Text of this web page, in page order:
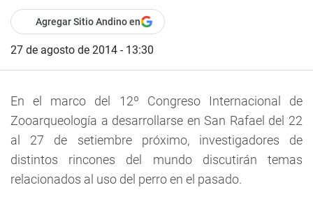
Agregar Sitio Andino en
27 de agosto de 2014 - 13:30
En el marco del 12º Congreso Internacional de
Zooarqueología a desarrollarse en San Rafael del 22
al 27 de setiembre próximo, investigadores de
distintos rincones del mundo discutirán temas
relacionados al uso del perro en el pasado.